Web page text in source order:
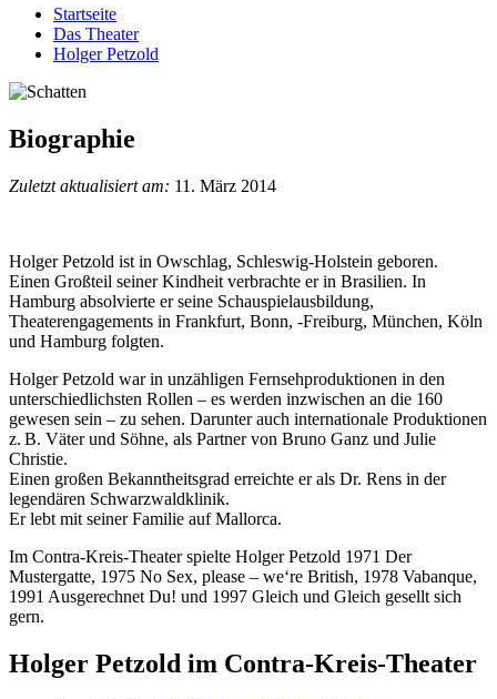
Startseite
Das Theater
Holger Petzold
Biographie
Zuletzt aktualisiert am: 11. März 2014
Holger Petzold ist in Owschlag, Schleswig-Holstein geboren.
Einen Großteil seiner Kindheit verbrachte er in Brasilien. In
Hamburg absolvierte er seine Schauspielausbildung,
Theaterengagements in Frankfurt, Bonn, -Freiburg, München, Köln
und Hamburg folgten.
Holger Petzold war in unzähligen Fernsehproduktionen in den
unterschiedlichsten Rollen – es werden inzwischen an die 160
gewesen sein – zu sehen. Darunter auch internationale Produktionen
z. B. Väter und Söhne, als Partner von Bruno Ganz und Julie
Christie.
Einen großen Bekanntheitsgrad erreichte er als Dr. Rens in der
legendären Schwarzwaldklinik.
Er lebt mit seiner Familie auf Mallorca.
Im Contra-Kreis-Theater spielte Holger Petzold 1971 Der
Mustergatte, 1975 No Sex, please – we‘re British, 1978 Vabanque,
1991 Ausgerechnet Du! und 1997 Gleich und Gleich gesellt sich
gern.
Holger Petzold im Contra-Kreis-Theater